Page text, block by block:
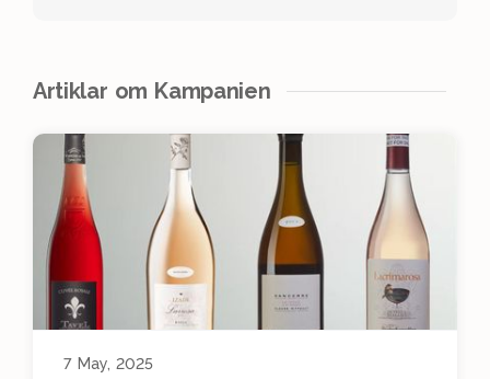
Artiklar om Kampanien
7 May, 2025